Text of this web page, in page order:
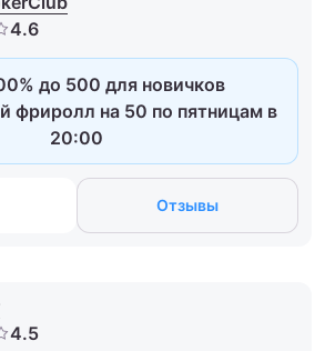
до 500 для новичков
фриролл на 50 по пятницам в
20:00
Отзывы